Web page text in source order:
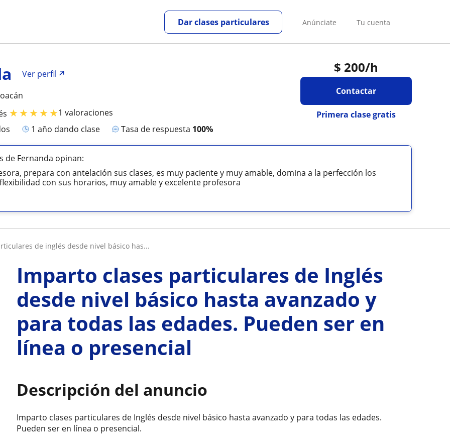
Anúnciate Tu cuenta
Dar clases particulares
$ 200/h
Contactar
Primera clase gratis
Ver perfil
★★★★★1 valoraciones
1 año dando clase Tasa de respuesta 100%
de Fernanda opinan:
prepara con antelación sus clases, es muy paciente y muy amable, domina a la perfección los
con sus horarios, muy amable y excelente profesora
de inglés desde nivel básico has...
Imparto clases particulares de Inglés
desde nivel básico hasta avanzado y
para todas las edades. Pueden ser en
línea o presencial
Descripción del anuncio
Imparto clases particulares de Inglés desde nivel básico hasta avanzado y para todas las edades.
Pueden ser en línea o presencial.